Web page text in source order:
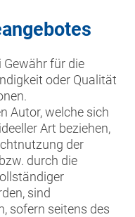
für die
oder Qualität
Autor, welche sich
Art beziehen,
der
durch die
sind
sofern seitens des